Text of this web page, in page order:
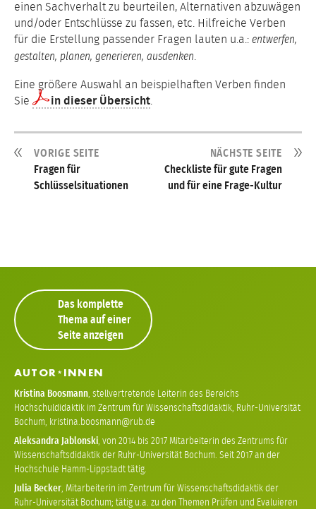
einen Sachverhalt zu beurteilen, Alternativen abzuwägen
und/oder Entschlüsse zu fassen, etc. Hilfreiche Verben
für die Erstellung passender Fragen lauten u.a.: entwerfen,
gestalten, planen, generieren, ausdenken.
Eine größere Auswahl an beispielhaften Verben finden
Sie
in dieser Übersicht.
VORIGE SEITE
Fragen für
Schlüsselsituationen
NÄCHSTE SEITE
Checkliste für gute Fragen
und für eine Frage-Kultur
Das komplette
Thema auf einer
Seite anzeigen
AUTOR* INNEN
Kristina Boosmann, stellvertretende Leiterin des Bereichs
Hochschuldidaktik im Zentrum für Wissenschaftsdidaktik, Ruhr-Universität
Bochum, kristina boosmann
Aleksandra Jablonski, von 2014 bis 2017 Mitarbeiterin des Zentrums für
Wissenschaftsdidaktik der Ruhr-Universität Bochum. Seit 2017 an der
Hochschule Hamm-Lippstadt tätig.
Julia Becker, Mitarbeiterin im Zentrum für Wissenschaftsdidaktik der
Ruhr-Universität Bochum; tätig u.a. zu den Themen Prüfen und Evaluieren